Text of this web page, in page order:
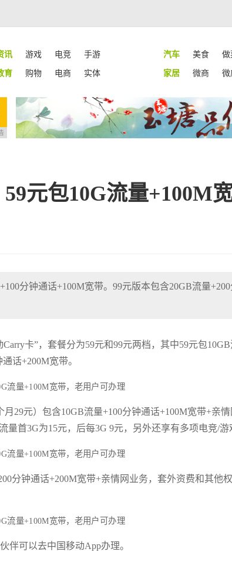
讯 游戏 电竞 手游 汽车 美食 做
育
购物 电商 实体 家居 微商 微
元包10G流量+100M
分钟通话+100M宽带。99元版本包含20GB流量
卡”，套餐分为59元和99元两档，其中59元包10GB
话+200M宽带。
29元）包含10GB流量+100分钟通话+100M宽带+亲
首3G为15元，后每3G 9元，另外还享有多项电竞/游
分钟通话+200M宽带+亲情网业务，套外资费和其他
伴可以去中国移动App办理。